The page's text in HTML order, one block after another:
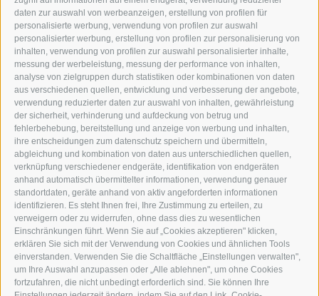
daten zur auswahl von werbeanzeigen, erstellung von profilen für
personalisierte werbung, verwendung von profilen zur auswahl
personalisierter werbung, erstellung von profilen zur personalisierung von
inhalten, verwendung von profilen zur auswahl personalisierter inhalte,
messung der werbeleistung, messung der performance von inhalten,
analyse von zielgruppen durch statistiken oder kombinationen von daten
aus verschiedenen quellen, entwicklung und verbesserung der angebote,
verwendung reduzierter daten zur auswahl von inhalten, gewährleistung
der sicherheit, verhinderung und aufdeckung von betrug und
fehlerbehebung, bereitstellung und anzeige von werbung und inhalten,
ihre entscheidungen zum datenschutz speichern und übermitteln,
abgleichung und kombination von daten aus unterschiedlichen quellen,
verknüpfung verschiedener endgeräte, identifikation von endgeräten
anhand automatisch übermittelter informationen, verwendung genauer
standortdaten, geräte anhand von aktiv angeforderten informationen
identifizieren. Es steht Ihnen frei, Ihre Zustimmung zu erteilen, zu
verweigern oder zu widerrufen, ohne dass dies zu wesentlichen
Einschränkungen führt. Wenn Sie auf „Cookies akzeptieren" klicken,
erklären Sie sich mit der Verwendung von Cookies und ähnlichen Tools
einverstanden. Verwenden Sie die Schaltfläche „Einstellungen verwalten",
um Ihre Auswahl anzupassen oder „Alle ablehnen", um ohne Cookies
fortzufahren, die nicht unbedingt erforderlich sind. Sie können Ihre
TEL.: +39 0472 766876
GRAFIK@DERERKER.IT
INFO@DERERKER.IT
BARBARA.FONTANA@DERERKER.IT
DER ERKER
WERBEN IM ERKER
ONLINE-WERBUNG
SEPA-DAUERAUFTRAG
REGELN LESERKOMMENTARE
ONLINE VOTING
SERVICE
VERANSTALTUNGSKALENDER
KLEINANZEIGER
NÜTZLICHE LINKS
WETTER